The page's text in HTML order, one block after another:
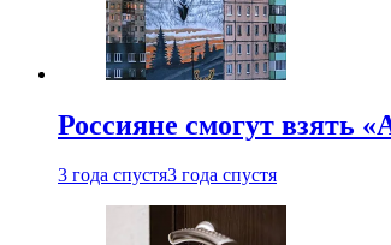
Россияне смогут взять
3 года спустя3 года спустя